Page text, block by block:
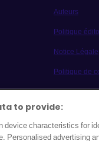
Auteurs
Politique
Notice Légale
Politique de
Contactez-
Archive
to provide:
device characteristics for
Personalised advertising